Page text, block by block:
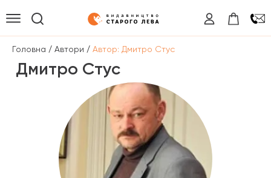
Головна / Автори / Автор: Дмитро Стус
Дмитро Стус